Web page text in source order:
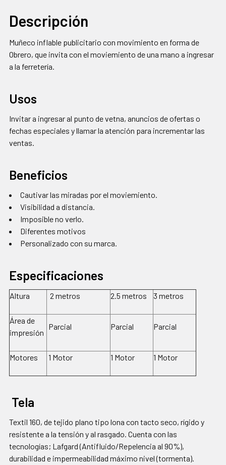
TODO
AGREGAR
Descripción
Muñeco inflable publicitario con movimiento en forma de
Obrero, que invita con el moviemiento de una mano a ingresar
a la ferretería.
Usos
Invitar a ingresar al punto de vetna, anuncios de ofertas o
fechas especiales y llamar la atención para incrementar las
ventas.
Beneficios
Cautivar las miradas por el moviemiento.
Visibilidad a distancia.
Imposible no verlo.
Diferentes motivos
Personalizado con su marca.
Especificaciones
Altura 2 metros 2.5 metros 3 metros
Área de
impresión
Parcial Parcial Parcial
Motores 1 Motor 1 Motor 1 Motor
Tela
Textil 160, de tejido plano tipo lona con tacto seco, rígido y
resistente a la tensión y al rasgado. Cuenta con las
tecnologías; Lafgard (Antifluido/Repelencia al 90%),
durabilidad e impermeabilidad máximo nivel (tormenta).